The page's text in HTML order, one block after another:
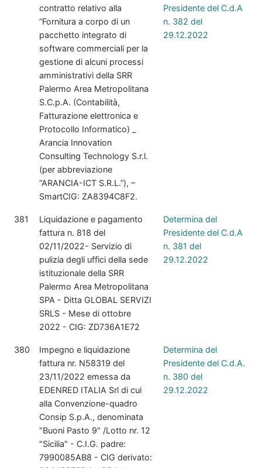
contratto relativo alla
“Fornitura a corpo di un
pacchetto integrato di
software commerciali per la
gestione di alcuni processi
amministrativi della SRR
Palermo Area Metropolitana
S.C.p.A. (Contabilità,
Fatturazione elettronica e
Protocollo Informatico) _
Arancia Innovation
Consulting Technology S.r.l.
(per abbreviazione
“ARANCIA-ICT S.R.L.”), –
SmartCIG: ZA8394C8F2.
Presidente del C.d.A
n. 382 del
29.12.2022
381
Liquidazione e pagamento
fattura n. 818 del
02/11/2022- Servizio di
pulizia degli uffici della sede
istituzionale della SRR
Palermo Area Metropolitana
SPA - Ditta GLOBAL SERVIZI
SRLS - Mese di ottobre
2022 - CIG: ZD736A1E72
Determina del
Presidente del C.d.A
n. 381 del
29.12.2022
380
Impegno e liquidazione
fattura nr. N58319 del
23/11/2022 emessa da
EDENRED ITALIA Srl di cui
alla Convenzione-quadro
Consip S.p.A., denominata
"Buoni Pasto 9" /Lotto nr. 12
"Sicilia" - C.I.G. padre:
7990085AB8 - CIG derivato:
Determina del
Presidente del C.d.A.
n. 380 del
29.12.2022